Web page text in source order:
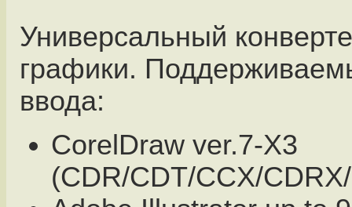
Универсальный
графики.
ввода:
CorelDraw ver.7-X3
(CDR/CDT/CCX/